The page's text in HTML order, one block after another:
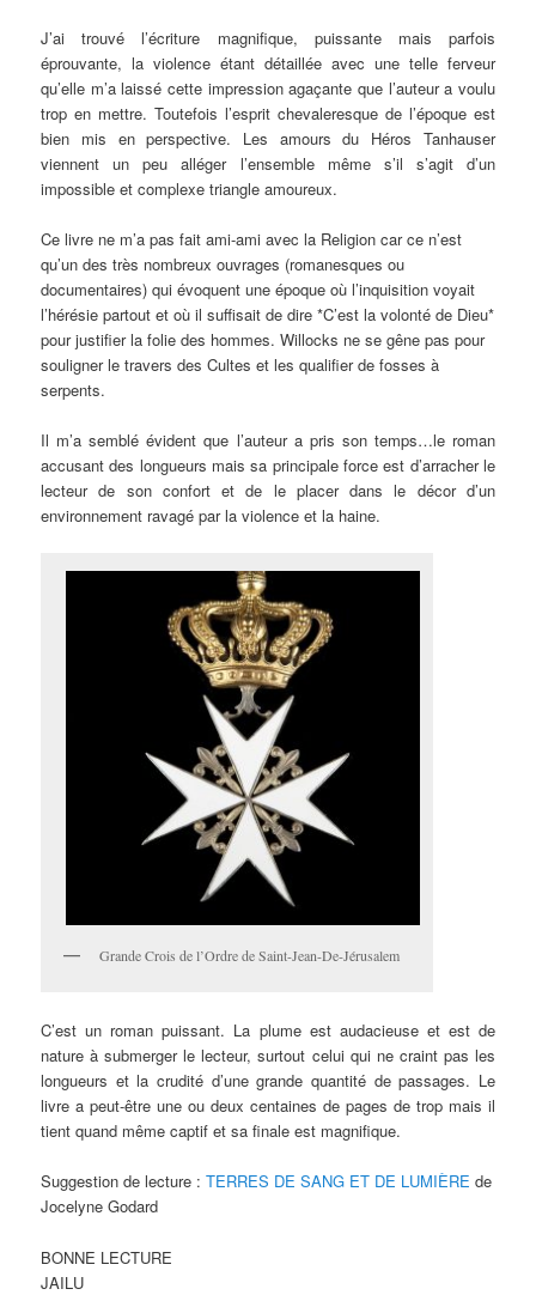
J’ai trouvé l’écriture magnifique, puissante mais parfois
éprouvante, la violence étant détaillée avec une telle ferveur
qu’elle m’a laissé cette impression agaçante que l’auteur a voulu
trop en mettre. Toutefois l’esprit chevaleresque de l’époque est
bien mis en perspective. Les amours du Héros Tanhauser
viennent un peu alléger l’ensemble même s’il s’agit d’un
impossible et complexe triangle amoureux.
Ce livre ne m’a pas fait ami-ami avec la Religion car ce n’est
qu’un des très nombreux ouvrages (romanesques ou
documentaires) qui évoquent une époque où l’inquisition voyait
l’hérésie partout et où il suffisait de dire *C’est la volonté de Dieu*
pour justifier la folie des hommes. Willocks ne se gêne pas pour
souligner le travers des Cultes et les qualifier de fosses à
serpents.
Il m’a semblé évident que l’auteur a pris son temps…le roman
accusant des longueurs mais sa principale force est d’arracher le
lecteur de son confort et de le placer dans le décor d’un
environnement ravagé par la violence et la haine.
Grande Crois de l’Ordre de Saint-Jean-De-Jérusalem
C’est un roman puissant. La plume est audacieuse et est de
nature à submerger le lecteur, surtout celui qui ne craint pas les
longueurs et la crudité d’une grande quantité de passages. Le
livre a peut-être une ou deux centaines de pages de trop mais il
tient quand même captif et sa finale est magnifique.
Suggestion de lecture :TERRES DE SANG ET DE LUMIÈRE de
Jocelyne Godard
BONNE LECTURE
JAILU